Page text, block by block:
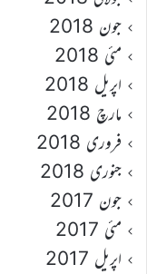
جون 2018
مئی 2018
اپریل 2018
مارچ 2018
فروری 2018
جنوری 2018
جون 2017
مئی 2017
اپریل 2017